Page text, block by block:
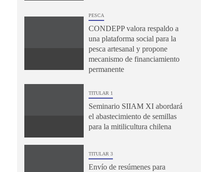
PESCA
CONDEPP valora respaldo a
una plataforma social para la
pesca artesanal y propone
mecanismo de financiamiento
permanente
TITULAR 1
Seminario SIIAM XI abordará
el abastecimiento de semillas
para la mitilicultura chilena
TITULAR 3
Envío de resúmenes para